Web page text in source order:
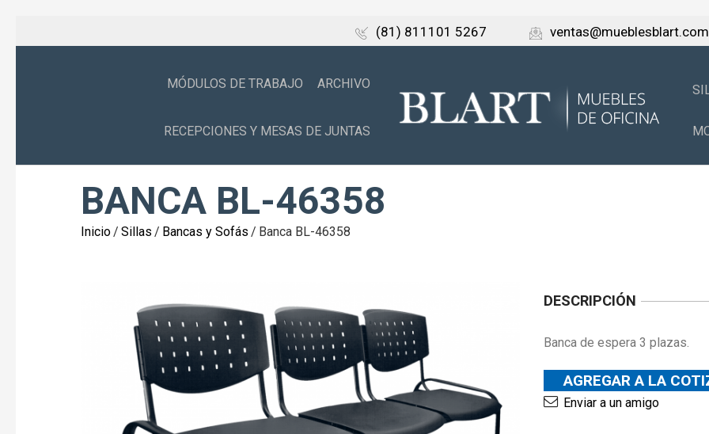
(81) 811101 5267 ventas@mueblesblart.com
MÓDULOS DE TRABAJO ARCHIVO
RECEPCIONES Y MESAS DE JUNTAS
BANCA BL-46358
Inicio/ Sillas / Bancas y Sofás / Banca BL-46358
DESCRIPCIÓN
Banca de espera 3 plazas.
AGREGAR A LA
Enviar a un amigo